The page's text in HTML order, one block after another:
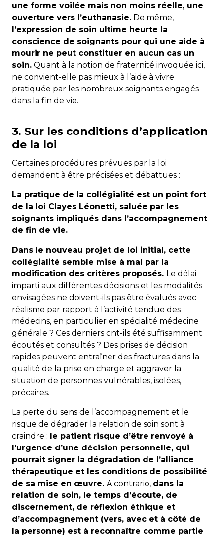
une forme voilée mais non moins réelle, une
ouverture vers l’euthanasie. De même,
l’expression de soin ultime heurte la
conscience de soignants pour qui une aide à
mourir ne peut constituer en aucun cas un
soin. Quant à la notion de fraternité invoquée ici,
ne convient-elle pas mieux à l’aide à vivre
pratiquée par les nombreux soignants engagés
dans la fin de vie.
3. Sur les conditions d’application
de la loi
Certaines procédures prévues par la loi
demandent à être précisées et débattues :
La pratique de la collégialité est un point fort
de la loi Clayes Léonetti, saluée par les
soignants impliqués dans l’accompagnement
de fin de vie.
Dans le nouveau projet de loi initial, cette
collégialité semble mise à mal par la
modification des critères proposés. Le délai
imparti aux différentes décisions et les modalités
envisagées ne doivent-ils pas être évalués avec
réalisme par rapport à l’activité tendue des
médecins, en particulier en spécialité médecine
générale ? Ces derniers ont-ils été suffisamment
écoutés et consultés ? Des prises de décision
rapides peuvent entraîner des fractures dans la
qualité de la prise en charge et aggraver la
situation de personnes vulnérables, isolées,
précaires.
La perte du sens de l’accompagnement et le
risque de dégrader la relation de soin sont à
craindre : le patient risque d’être renvoyé à
l’urgence d’une décision personnelle, qui
pourrait signer la dégradation de l’alliance
thérapeutique et les conditions de possibilité
de sa mise en œuvre. A contrario, dans la
relation de soin, le temps d’écoute, de
discernement, de réflexion éthique et
d’accompagnement (vers, avec et à côté de
la personne) est à reconnaître comme partie